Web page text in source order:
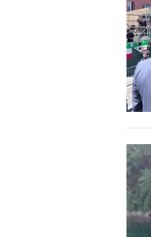
ORISTANO E PROVINCIA